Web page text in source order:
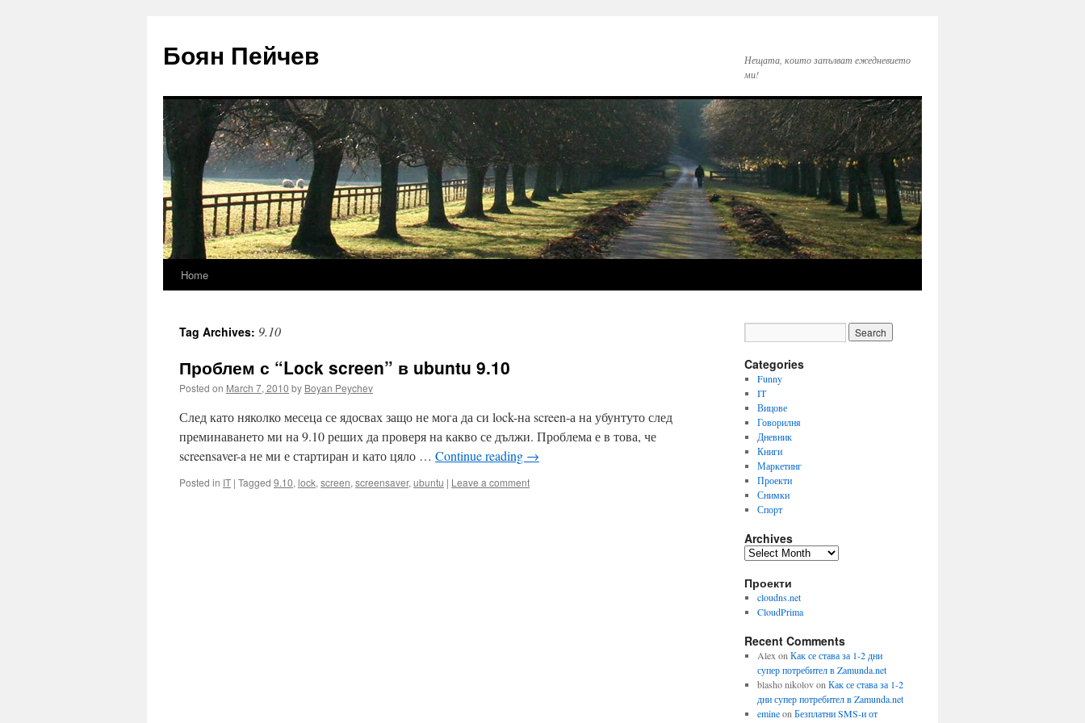
Боян Пейчев
Нещата, които запълват ежедневието
ми!
Skip
content
Home
Tag Archives: 9.10
Проблем с “Lock screen” в ubuntu 9.10
Posted on March 7, 2010 by Boyan Peychev
След като няколко месеца се ядосвах защо не мога да си lock-на screen-а на убунтуто след
преминаването ми на 9.10 реших да проверя на какво се дължи. Проблема е в това, че
screensaver-a не ми е стартиран и като цяло … Continue reading →
Posted in IT | Tagged 9.10, lock, screen, screensaver, ubuntu | Leave a comment
Categories
Funny
IT
Вицове
Говорилня
Дневник
Книги
Маркетинг
Проекти
Снимки
Спорт
Archives
Archives
Проекти
cloudns.net
CloudPrima
Recent Comments
Alex on Как се става за 1-2 дни
супер потребител в Zamunda.net
blasho nikolovon Как се става за 1-2
дни супер потребител в Zamunda.net
emineon Безплатни SMS-и от